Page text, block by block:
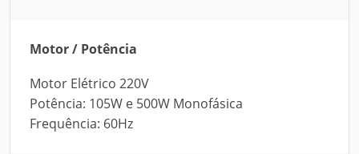
Motor / Potência
Motor Elétrico 220V
Potência: 105W e 500W Monofásica
Frequência: 60Hz